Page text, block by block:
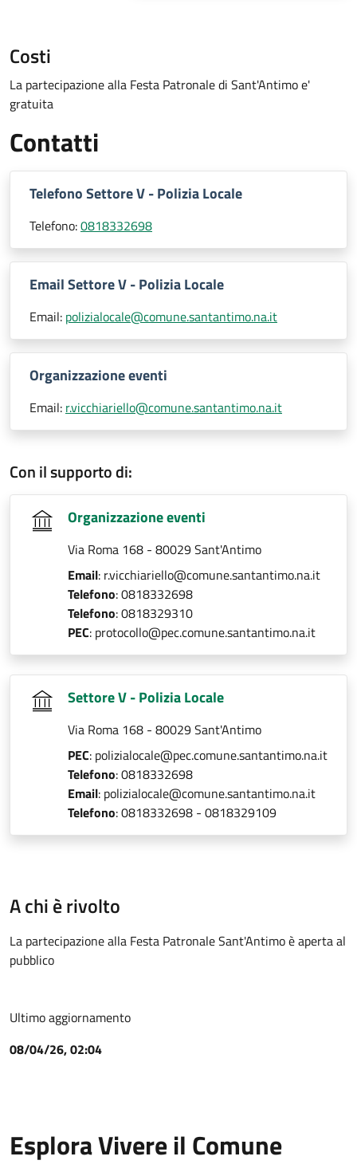
Costi
La partecipazione alla Festa Patronale di Sant'Antimo e'
gratuita
Contatti
Telefono Settore V - Polizia Locale
Telefono:0818332698
Email Settore V - Polizia Locale
Email: polizialocale@comune.santantimo.na.it
Organizzazione eventi
Email: r.vicchiariello@comune.santantimo.na.it
Con il supporto di:
Organizzazione eventi
Via Roma 168 - 80029 Sant'Antimo
Email: r.vicchiariello@comune.santantimo.na.it
Telefono: 0818332698
Telefono: 0818329310
PEC: protocollo@pec.comune.santantimo.na.it
Settore V - Polizia Locale
Via Roma 168 - 80029 Sant'Antimo
PEC: polizialocale@pec.comune.santantimo.na.it
Telefono: 0818332698
Email: polizialocale@comune.santantimo.na.it
Telefono: 0818332698 - 0818329109
A chi è rivolto
La partecipazione alla Festa Patronale Sant'Antimo è aperta al
pubblico
Ultimo aggiornamento
08/04/26, 02:04
Esplora Vivere il Comune